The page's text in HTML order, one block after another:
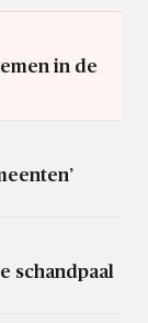
in de
schandpaal